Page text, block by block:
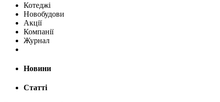
Котеджі
Новобудови
Акції
Компанії
Журнал
Новини
Статті